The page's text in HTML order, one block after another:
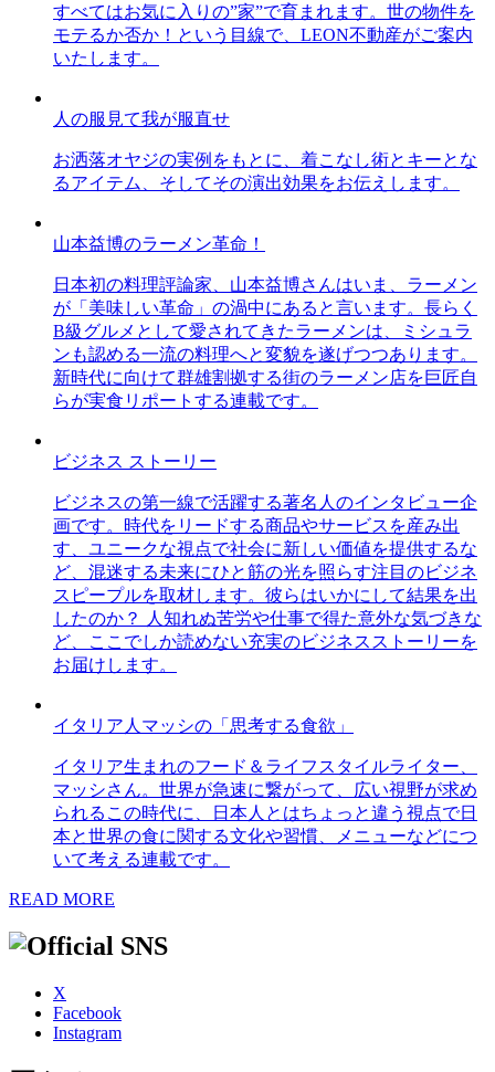
すべてはお気に入りの”家”で育まれます。世の物件を
モテるか否か！という目線で、LEON不動産がご案内
いたします。
人の服見て我が服直せ
お洒落オヤジの実例をもとに、着こなし術とキーとな
るアイテム、そしてその演出効果をお伝えします。
山本益博のラーメン革命！
日本初の料理評論家、山本益博さんはいま、ラーメン
が「美味しい革命」の渦中にあると言います。長らく
B級グルメとして愛されてきたラーメンは、ミシュラ
ンも認める一流の料理へと変貌を遂げつつあります。
新時代に向けて群雄割拠する街のラーメン店を巨匠自
らが実食リポートする連載です。
ビジネス ストーリー
ビジネスの第一線で活躍する著名人のインタビュー企
画です。時代をリードする商品やサービスを産み出
す、ユニークな視点で社会に新しい価値を提供するな
ど、混迷する未来にひと筋の光を照らす注目のビジネ
スピープルを取材します。彼らはいかにして結果を出
したのか？ 人知れぬ苦労や仕事で得た意外な気づきな
ど、ここでしか読めない充実のビジネスストーリーを
お届けします。
イタリア人マッシの「思考する食欲」
イタリア生まれのフード＆ライフスタイルライター、
マッシさん。世界が急速に繋がって、広い視野が求め
られるこの時代に、日本人とはちょっと違う視点で日
本と世界の食に関する文化や習慣、メニューなどにつ
いて考える連載です。
READ MORE
X
Facebook
Instagram